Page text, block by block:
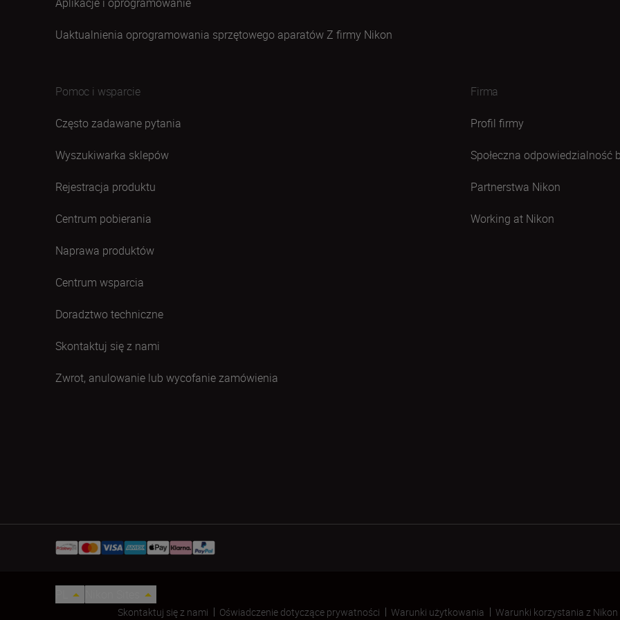
Uaktualnienia oprogramowania sprzętowego aparatów Z firmy Nikon
Pomoc i wsparcie
Często zadawane pytania
Wyszukiwarka sklepów
Rejestracja produktu
Centrum pobierania
Naprawa produktów
Centrum wsparcia
Doradztwo techniczne
Skontaktuj się z nami
Zwrot, anulowanie lub wycofanie zamówienia
Firma
Profil firmy
Społeczna odpowiedzialność
Partnerstwa Nikon
Working at Nikon
Skontaktuj się z nami Oświadczenie dotyczące prywatności Warunki użytkowania Warunki korzystania z Nikon